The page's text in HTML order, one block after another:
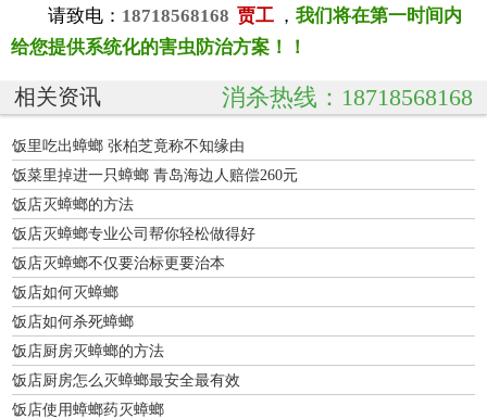
请致电： 18718568168 贾工 ， 我们将在第一时间内
给您提供系统化的害虫防治方案！！
相关资讯 消杀热线：18718568168
饭里吃出蟑螂 张柏芝竟称不知缘由
饭菜里掉进一只蟑螂 青岛海边人赔偿260元
饭店灭蟑螂的方法
饭店灭蟑螂专业公司帮你轻松做得好
饭店灭蟑螂不仅要治标更要治本
饭店如何灭蟑螂
饭店如何杀死蟑螂
饭店厨房灭蟑螂的方法
饭店厨房怎么灭蟑螂最安全最有效
饭店使用蟑螂药灭蟑螂